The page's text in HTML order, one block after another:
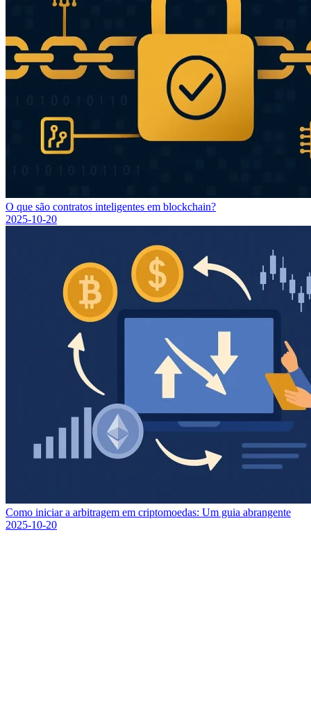
O que são contratos inteligentes em blockchain?
2025-10-20
Como iniciar a arbitragem em criptomoedas: Um guia abrangente
2025-10-20